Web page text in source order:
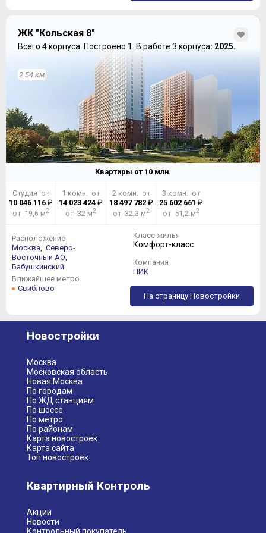
ЖК "Кольская 8"
Всего 4 корпуса. Построено 1. В работе 3 корпуса: 2025.
2.54 км
Квартиры от 10 млн.
Студия от
10 046 116₽
от 19,6 м2
1 комн. от
14 023 424 ₽
от 32 м2
2 комн. от
18 497 782₽
от 32,3 м2
3 комн. от
25 602 661 ₽
от 51,2 м2
Расположение
Москва,
Северо-
Восточный АО,
Бабушкинский
Ближайшее метро
Свиблово
Класс жилья
Комфорт-класс
Компания
ПИК
На страницу Новостройки
Новостройки
Москва
Московская область
Новая Москва
По городам
По ЖД станциям
По шоссе
По метро
По районам
Карта новостроек
Карта сайта
Топ новостроек
Квартирный Контроль
Акции
Новости